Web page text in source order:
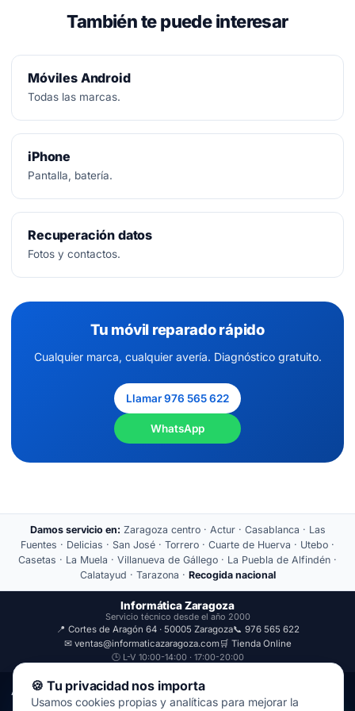
También te puede interesar
Móviles Android
Todas las marcas.
iPhone
Pantalla, batería.
Recuperación datos
Fotos y contactos.
Tu móvil reparado rápido
Cualquier marca, cualquier avería. Diagnóstico gratuito.
Llamar 976 565 622
WhatsApp
Damos servicio en: Zaragoza centro · Actur · Casablanca · Las
Fuentes · Delicias · San José · Torrero · Cuarte de Huerva · Utebo ·
Casetas · La Muela · Villanueva de Gállego · La Puebla de Alfindén ·
Calatayud · Tarazona · Recogida nacional
Informática Zaragoza
Servicio técnico desde el año 2000
📍 Cortes de Aragón 64 · 50005 Zaragoza📞 976 565 622
✉ ventas@informaticazaragoza.com🛒 Tienda Online
🕒 L-V 10:00-14:00 · 17:00-20:00
Aviso Legal
Política de Privacidad
© 2000-2026 · Javal Informática S.L. · Tienda Informática Zaragoza
🍪 Tu privacidad nos importa
Usamos cookies propias y analíticas para mejorar la